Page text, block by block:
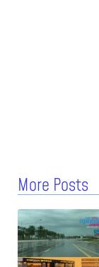
More Posts